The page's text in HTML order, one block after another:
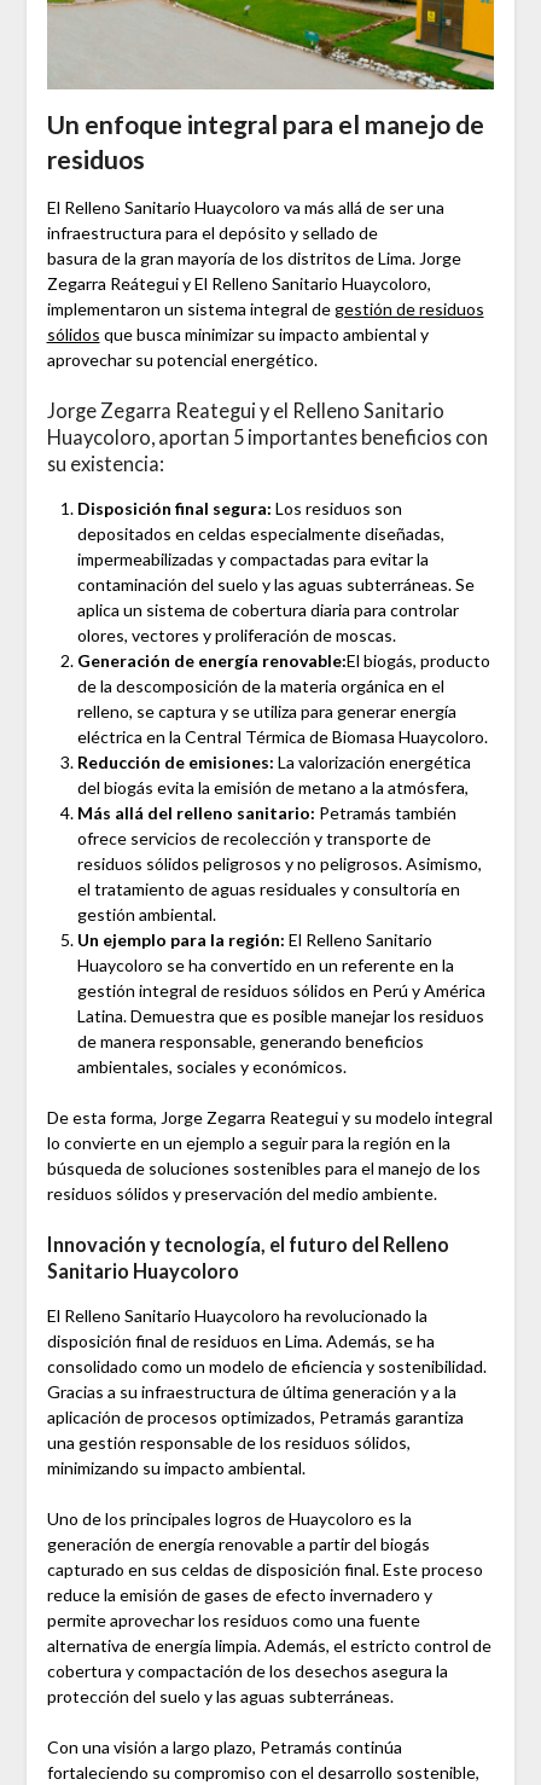
Un enfoque integral para el manejo de
residuos
El Relleno Sanitario Huaycoloro va más allá de ser una
infraestructura para el depósito y sellado de
basura de la gran mayoría de los distritos de Lima. Jorge
Zegarra Reátegui y El Relleno Sanitario Huaycoloro,
implementaron un sistema integral degestión de residuos
sólidos que busca minimizar su impacto ambiental y
aprovechar su potencial energético.
Jorge Zegarra Reategui y el Relleno Sanitario
Huaycoloro, aportan 5 importantes beneficios con
su existencia:
Disposición final segura: Los residuos son
depositados en celdas especialmente diseñadas,
impermeabilizadas y compactadas para evitar la
contaminación del suelo y las aguas subterráneas. Se
aplica un sistema de cobertura diaria para controlar
olores, vectores y proliferación de moscas.
Generación de energía renovable:El biogás, producto
de la descomposición de la materia orgánica en el
relleno, se captura y se utiliza para generar energía
eléctrica en la Central Térmica de Biomasa Huaycoloro.
Reducción de emisiones: La valorización energética
del biogás evita la emisión de metano a la atmósfera,
Más allá del relleno sanitario: Petramás también
ofrece servicios de recolección y transporte de
residuos sólidos peligrosos y no peligrosos. Asimismo,
el tratamiento de aguas residuales y consultoría en
gestión ambiental.
Un ejemplo para la región: El Relleno Sanitario
Huaycoloro se ha convertido en un referente en la
gestión integral de residuos sólidos en Perú y América
Latina. Demuestra que es posible manejar los residuos
de manera responsable, generando beneficios
ambientales, sociales y económicos.
De esta forma, Jorge Zegarra Reategui y su modelo integral
lo convierte en un ejemplo a seguir para la región en la
búsqueda de soluciones sostenibles para el manejo de los
residuos sólidos y preservación del medio ambiente.
Innovación y tecnología, el futuro del Relleno
Sanitario Huaycoloro
El Relleno Sanitario Huaycoloro ha revolucionado la
disposición final de residuos en Lima. Además, se ha
consolidado como un modelo de eficiencia y sostenibilidad.
Gracias a su infraestructura de última generación y a la
aplicación de procesos optimizados, Petramás garantiza
una gestión responsable de los residuos sólidos,
minimizando su impacto ambiental.
Uno de los principales logros de Huaycoloro es la
generación de energía renovable a partir del biogás
capturado en sus celdas de disposición final. Este proceso
reduce la emisión de gases de efecto invernadero y
permite aprovechar los residuos como una fuente
alternativa de energía limpia. Además, el estricto control de
cobertura y compactación de los desechos asegura la
protección del suelo y las aguas subterráneas.
Con una visión a largo plazo, Petramás continúa
fortaleciendo su compromiso con el desarrollo sostenible,